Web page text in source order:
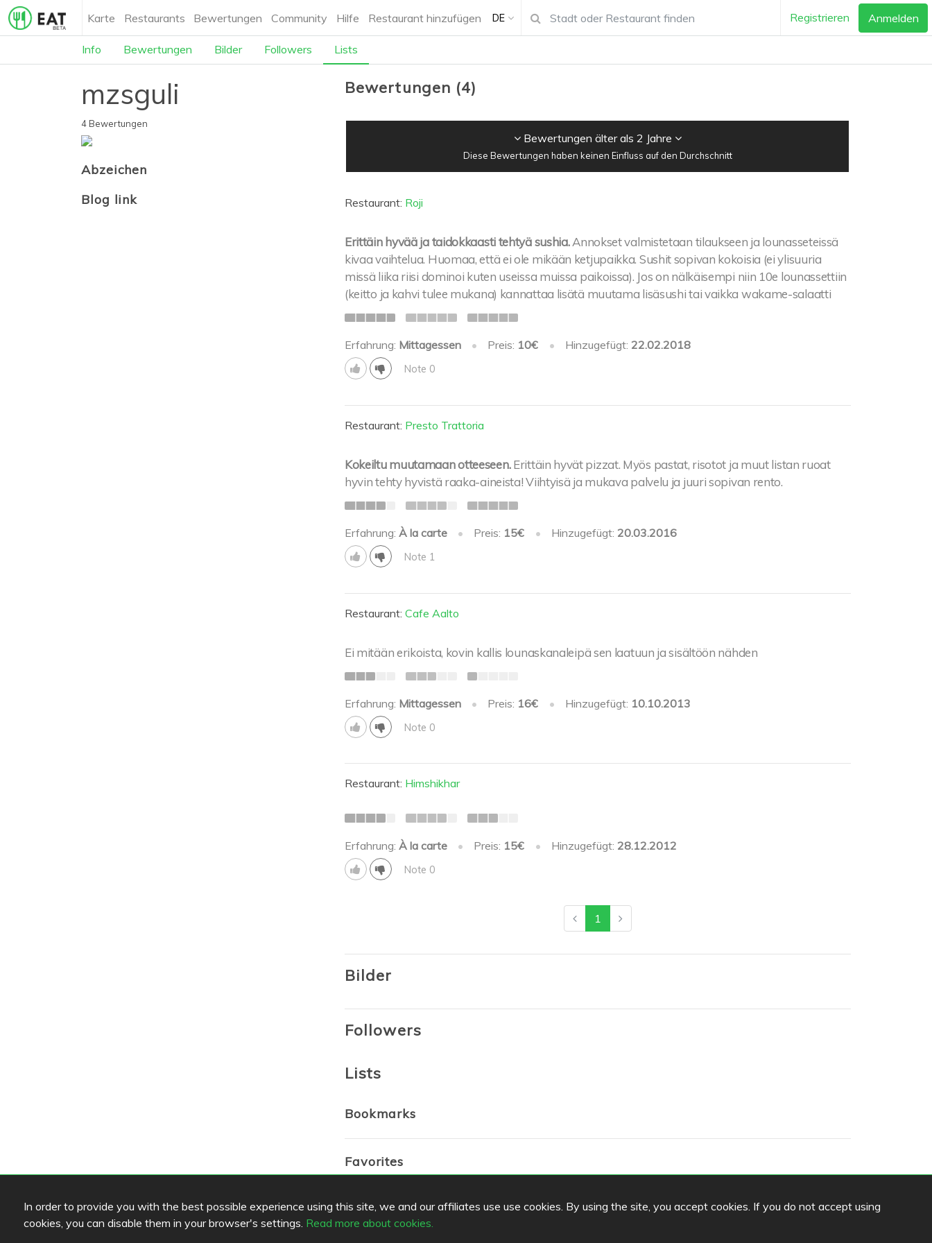
Karte Restaurants Bewertungen Community Hilfe Restaurant hinzufügen DE Registrieren Anmelden
In order to provide you with the best possible experience using this site, we and our affiliates use use cookies. By using the site, you accept cookies. If you do not accept using
cookies, you can disable them in your browser's settings. Read more about cookies.
Info Bewertungen Bilder Followers Lists
mzsguli
4 Bewertungen
Abzeichen
Blog link
Bewertungen (4)
Bewertungen älter als 2 Jahre
Diese Bewertungen haben keinen Einfluss auf den Durchschnitt
Restaurant: Roji
Erittäin hyvää ja taidokkaasti tehtyä sushia. Annokset valmistetaan tilaukseen ja lounasseteissä
kivaa vaihtelua. Huomaa, että ei ole mikään ketjupaikka. Sushit sopivan kokoisia (ei ylisuuria
missä liika riisi dominoi kuten useissa muissa paikoissa). Jos on nälkäisempi niin 10e lounassettiin
(keitto ja kahvi tulee mukana) kannattaa lisätä muutama lisäsushi tai vaikka wakame-salaatti
Erfahrung: Mittagessen • Preis: 10€ • Hinzugefügt: 22.02.2018
Note 0
Restaurant: Presto Trattoria
Kokeiltu muutamaan otteeseen. Erittäin hyvät pizzat. Myös pastat, risotot ja muut listan ruoat
hyvin tehty hyvistä raaka-aineista! Viihtyisä ja mukava palvelu ja juuri sopivan rento.
Erfahrung: À la carte • Preis: 15€ • Hinzugefügt: 20.03.2016
Note 1
Restaurant: Cafe Aalto
Ei mitään erikoista, kovin kallis lounaskanaleipä sen laatuun ja sisältöön nähden
Erfahrung: Mittagessen • Preis: 16€ • Hinzugefügt: 10.10.2013
Note 0
Restaurant: Himshikhar
Erfahrung: À la carte • Preis: 15€ • Hinzugefügt: 28.12.2012
Note 0
1
Bilder
Followers
Lists
Bookmarks
Favorites
Farblegende lesen Links